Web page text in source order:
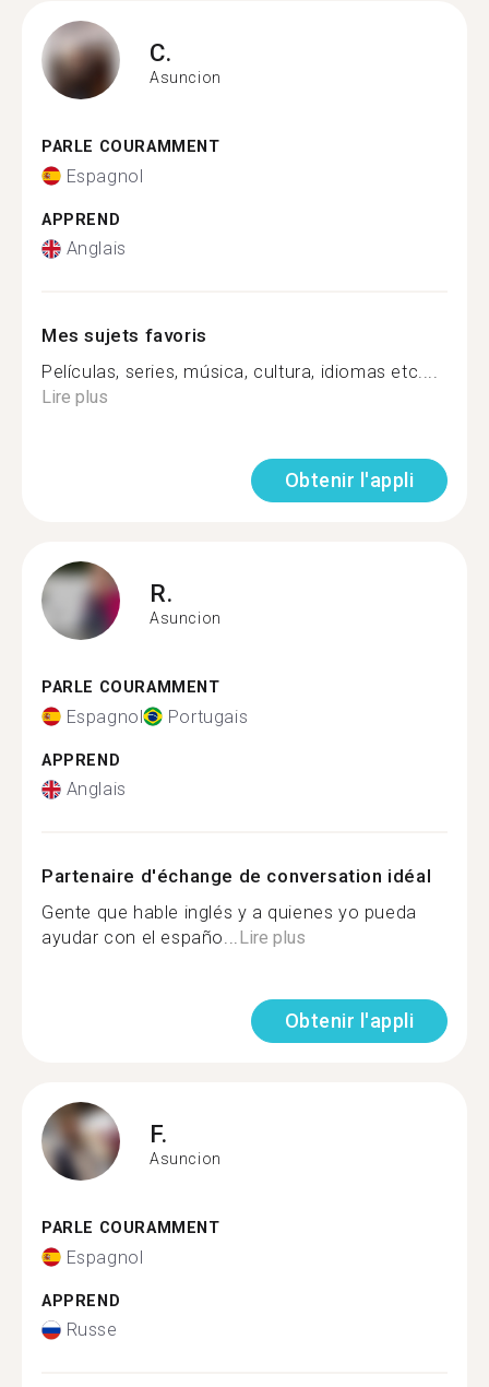
C.
Asuncion
PARLE COURAMMENT
Espagnol
APPREND
Anglais
Mes sujets favoris
Películas, series, música, cultura, idiomas etc....
Lire plus
Obtenir l'appli
R.
Asuncion
PARLE COURAMMENT
Espagnol Portugais
APPREND
Anglais
Partenaire d'échange de conversation idéal
Gente que hable inglés y a quienes yo pueda
ayudar con el españo...Lire plus
Obtenir l'appli
F.
Asuncion
PARLE COURAMMENT
Espagnol
APPREND
Russe